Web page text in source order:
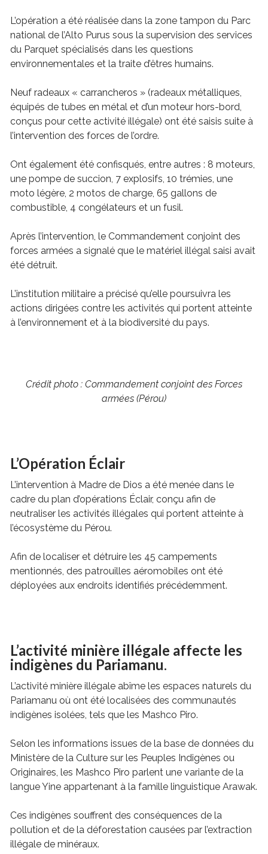
L’opération a été réalisée dans la zone tampon du Parc
national de l’Alto Purus sous la supervision des services
du Parquet spécialisés dans les questions
environnementales et la traite d’êtres humains.
Neuf radeaux « carrancheros » (radeaux métalliques,
équipés de tubes en métal et d’un moteur hors-bord,
conçus pour cette activité illégale) ont été saisis suite à
l’intervention des forces de l’ordre.
Ont également été confisqués, entre autres : 8 moteurs,
une pompe de succion, 7 explosifs, 10 trémies, une
moto légère, 2 motos de charge, 65 gallons de
combustible, 4 congélateurs et un fusil.
Après l’intervention, le Commandement conjoint des
forces armées a signalé que le matériel illégal saisi avait
été détruit.
L’institution militaire a précisé qu’elle poursuivra les
actions dirigées contre les activités qui portent atteinte
à l’environnement et à la biodiversité du pays.
Crédit photo : Commandement conjoint des Forces
armées (Pérou)
L’Opération Éclair
L’intervention à Madre de Dios a été menée dans le
cadre du plan d’opérations Éclair, conçu afin de
neutraliser les activités illégales qui portent atteinte à
l’écosystème du Pérou.
Afin de localiser et détruire les 45 campements
mentionnés, des patrouilles aéromobiles ont été
déployées aux endroits identifiés précédemment.
L’activité minière illégale affecte les
indigènes du Pariamanu.
L’activité minière illégale abîme les espaces naturels du
Pariamanu où ont été localisées des communautés
indigènes isolées, tels que les Mashco Piro.
Selon les informations issues de la base de données du
Ministère de la Culture sur les Peuples Indigènes ou
Originaires, les Mashco Piro parlent une variante de la
langue Yine appartenant à la famille linguistique Arawak.
Ces indigènes souffrent des conséquences de la
pollution et de la déforestation causées par l’extraction
illégale de minéraux.